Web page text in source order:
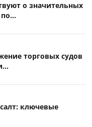
о значительных
торговых судов
ключевые